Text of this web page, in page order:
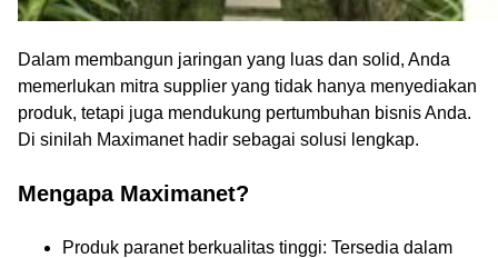
Dalam membangun jaringan yang luas dan solid, Anda
memerlukan mitra supplier yang tidak hanya menyediakan
produk, tetapi juga mendukung pertumbuhan bisnis Anda.
Di sinilah Maximanet hadir sebagai solusi lengkap.
Mengapa Maximanet?
Produk paranet berkualitas tinggi: Tersedia dalam